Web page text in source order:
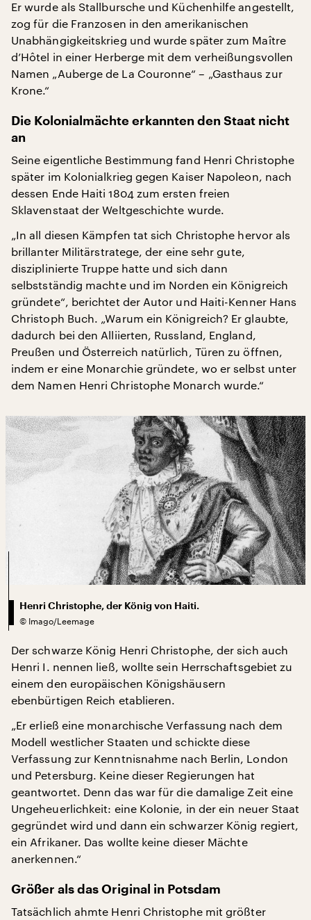
Er wurde als Stallbursche und Küchenhilfe angestellt,
zog für die Franzosen in den amerikanischen
Unabhängigkeitskrieg und wurde später zum Maître
d’Hôtel in einer Herberge mit dem verheißungsvollen
Namen „Auberge de La Couronne“ – „Gasthaus zur
Krone.“
Die Kolonialmächte erkannten den Staat nicht
an
Seine eigentliche Bestimmung fand Henri Christophe
später im Kolonialkrieg gegen Kaiser Napoleon, nach
dessen Ende Haiti 1804 zum ersten freien
Sklavenstaat der Weltgeschichte wurde.
„In all diesen Kämpfen tat sich Christophe hervor als
brillanter Militärstratege, der eine sehr gute,
disziplinierte Truppe hatte und sich dann
selbstständig machte und im Norden ein Königreich
gründete“, berichtet der Autor und Haiti-Kenner Hans
Christoph Buch. „Warum ein Königreich? Er glaubte,
dadurch bei den Alliierten, Russland, England,
Preußen und Österreich natürlich, Türen zu öffnen,
indem er eine Monarchie gründete, wo er selbst unter
dem Namen Henri Christophe Monarch wurde.“
Henri Christophe, der König von Haiti.
© Imago/Leemage
Der schwarze König Henri Christophe, der sich auch
Henri I. nennen ließ, wollte sein Herrschaftsgebiet zu
einem den europäischen Königshäusern
ebenbürtigen Reich etablieren.
„Er erließ eine monarchische Verfassung nach dem
Modell westlicher Staaten und schickte diese
Verfassung zur Kenntnisnahme nach Berlin, London
und Petersburg. Keine dieser Regierungen hat
geantwortet. Denn das war für die damalige Zeit eine
Ungeheuerlichkeit: eine Kolonie, in der ein neuer Staat
gegründet wird und dann ein schwarzer König regiert,
ein Afrikaner. Das wollte keine dieser Mächte
anerkennen.“
Größer als das Original in Potsdam
Tatsächlich ahmte Henri Christophe mit größter